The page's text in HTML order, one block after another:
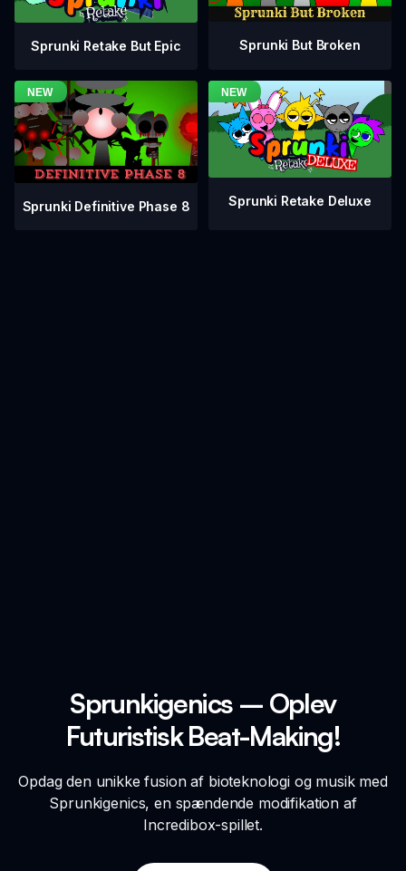
Sprunki Retake But Epic Sprunki But Broken
Sprunki Definitive Phase 8 Sprunki Retake Deluxe
Sprunkigenics – Oplev
Futuristisk Beat-Making!
Opdag den unikke fusion af bioteknologi og musik med
Sprunkigenics, en spændende modifikation af
Incredibox-spillet.